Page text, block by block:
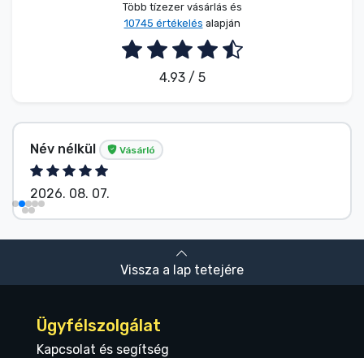
Több tízezer vásárlás és
10745 értékelés alapján
4.93 / 5
Név nélkül Vásárló
2026. 08. 07.
Vissza a lap tetejére
Ügyfélszolgálat
Kapcsolat és segítség